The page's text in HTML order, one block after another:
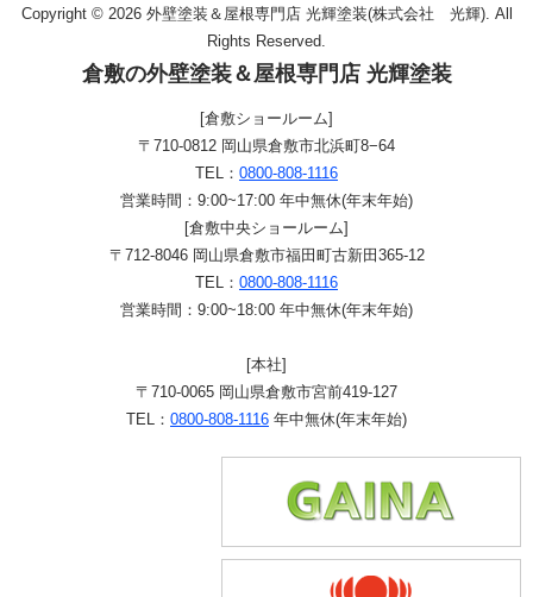
Copyright © 2026 外壁塗装＆屋根専門店 光輝塗装(株式会社 光輝). All
Rights Reserved.
倉敷の外壁塗装＆屋根専門店 光輝塗装
[倉敷ショールーム]
〒710-0812 岡山県倉敷市北浜町8−64
TEL： 0800-808-1116
営業時間：9:00~17:00 年中無休(年末年始)
[倉敷中央ショールーム]
〒712-8046 岡山県倉敷市福田町古新田365-12
TEL： 0800-808-1116
営業時間：9:00~18:00 年中無休(年末年始)
[本社]
〒710-0065 岡山県倉敷市宮前419-127
TEL： 0800-808-1116 年中無休(年末年始)